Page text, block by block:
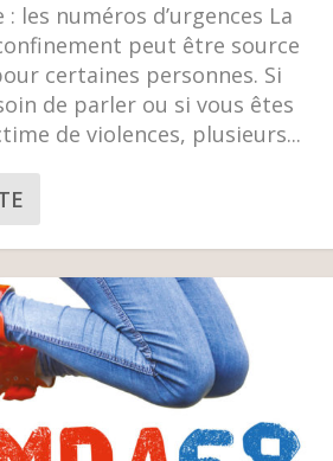
les numéros d’urgences La
peut être source
certaines personnes. Si
de parler ou si vous êtes
de violences, plusieurs...